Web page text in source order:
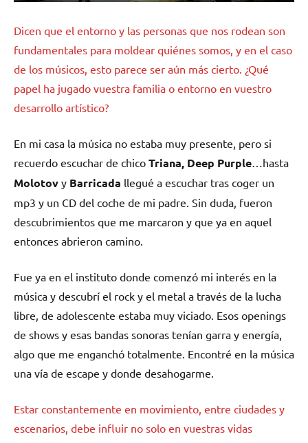
Dicen que el entorno y las personas que nos rodean son
fundamentales para moldear quiénes somos, y en el caso
de los músicos, esto parece ser aún más cierto. ¿Qué
papel ha jugado vuestra familia o entorno en vuestro
desarrollo artístico?
En mi casa la música no estaba muy presente, pero si
recuerdo escuchar de chico Triana, Deep Purple…hasta
Molotov y Barricada llegué a escuchar tras coger un
mp3 y un CD del coche de mi padre. Sin duda, fueron
descubrimientos que me marcaron y que ya en aquel
entonces abrieron camino.
Fue ya en el instituto donde comenzó mi interés en la
música y descubrí el rock y el metal a través de la lucha
libre, de adolescente estaba muy viciado. Esos openings
de shows y esas bandas sonoras tenían garra y energía,
algo que me enganchó totalmente. Encontré en la música
una vía de escape y donde desahogarme.
Estar constantemente en movimiento, entre ciudades y
escenarios, debe influir no solo en vuestras vidas